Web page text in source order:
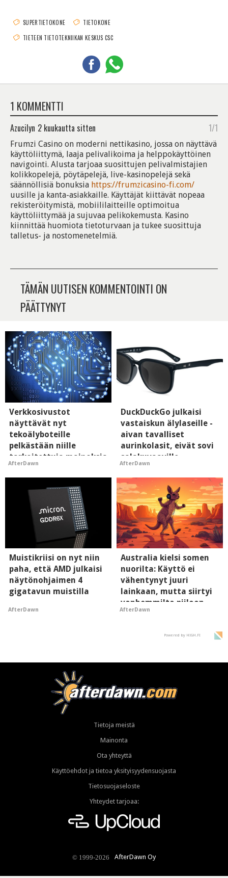
SUPERTIETOKONE
TIETOKONE
TIETEEN TIETOTEKNIIKAN KESKUS CSC
1 KOMMENTTI
Azucilyn 2 kuukautta sitten 1/1
Frumzi Casino on moderni nettikasino, jossa on näyttävä
käyttöliittymä, laaja pelivalikoima ja helppokäyttöinen
navigointi. Alusta tarjoaa suosittujen pelivalmistajien
kolikkopelejä, pöytäpelejä, live-kasinopelejä sekä
säännöllisiä bonuksia https://frumzicasino-fi.com/
uusille ja kanta-asiakkaille. Käyttäjät kiittävät nopeaa
rekisteröitymistä, mobiililaitteille optimoitua
käyttöliittymää ja sujuvaa pelikokemusta. Kasino
kiinnittää huomiota tietoturvaan ja tukee suosittuja
talletus- ja nostomenetelmiä.
TÄMÄN UUTISEN KOMMENTOINTI ON
PÄÄTTYNYT
Verkkosivustot
näyttävät nyt
tekoälyboteille
pelkästään niille
tarkoitettuja mainoksia
- vaikuttaa tekoälyn
mielikuvaan brändistä
AfterDawn
DuckDuckGo julkaisi
vastaiskun älylaseille -
aivan tavalliset
aurinkolasit, eivät sovi
salakuvaaville
hyypiöille
AfterDawn
Muistikriisi on nyt niin
paha, että AMD julkaisi
näytönohjaimen 4
gigatavun muistilla
AfterDawn
Australia kielsi somen
nuorilta: Käyttö ei
vähentynyt juuri
lainkaan, mutta siirtyi
vanhemmilta piiloon
AfterDawn
Powered by HIGH.FI
Tietoja meistä
Mainonta
Ota yhteyttä
Käyttöehdot ja tietoa yksityisyydensuojasta
Tietosuojaseloste
Yhteydet tarjoaa:
© 1999-2026 AfterDawn Oy